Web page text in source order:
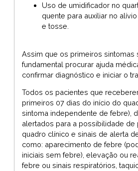
Uso de umidificador no
quente para auxiliar no
e tosse.
Assim que os primeiros sintomas
fundamental procurar ajuda
confirmar diagnóstico e iniciar o
Todos os pacientes que
primeiros 07 dias do início do
sintoma independente de febre),
alertados para a possibilidade de
quadro clínico e sinais de alerta
como: aparecimento de febre
iniciais sem febre), elevação ou
febre ou sinais respiratórios,